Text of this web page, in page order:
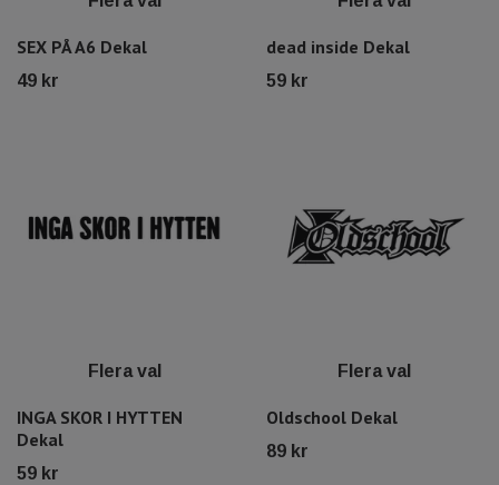
SEX PÅ A6 Dekal
49 kr
dead inside Dekal
59 kr
Flera val
INGA SKOR I HYTTEN
Dekal
59 kr
Flera val
Oldschool Dekal
89 kr